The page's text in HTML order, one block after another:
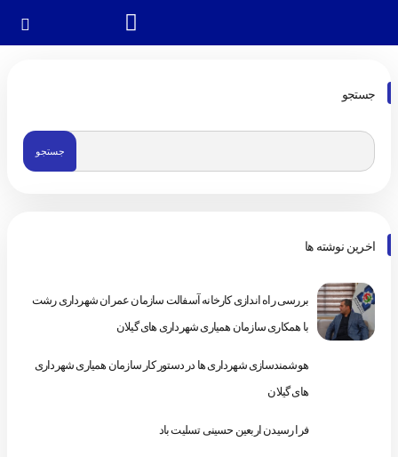
جستجو
اخرین نوشته ها
بررسی راه اندازی کارخانه آسفالت سازمان عمران شهرداری رشت
با همکاری سازمان همیاری شهرداری های گیلان
هوشمندسازی شهرداری ها در دستور کار سازمان همیاری شهرداری
های گیلان
فرا رسیدن اربعین حسینی تسلیت باد